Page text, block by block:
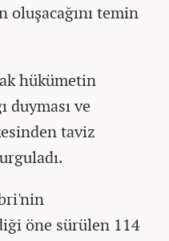
oluşacağını temin
hükümetin
duyması ve
taviz
öne sürülen 114